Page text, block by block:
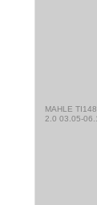
MAHLE
2.0 03.05-